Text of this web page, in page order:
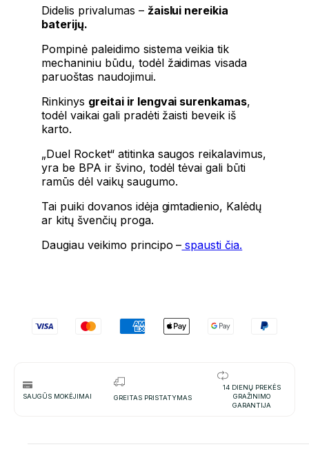
Didelis privalumas – žaislui nereikia
baterijų.
Pompinė paleidimo sistema veikia tik
mechaniniu būdu, todėl žaidimas visada
paruoštas naudojimui.
Rinkinys greitai ir lengvai surenkamas,
todėl vaikai gali pradėti žaisti beveik iš
karto.
„Duel Rocket“ atitinka saugos reikalavimus,
yra be BPA ir švino, todėl tėvai gali būti
ramūs dėl vaikų saugumo.
Tai puiki dovanos idėja gimtadienio, Kalėdų
ar kitų švenčių proga.
Daugiau veikimo principo – spausti čia.
SAUGŪS MOKĖJIMAI GREITAS PRISTATYMAS
14 DIENŲ PREKĖS
GRAŽINIMO
GARANTIJA